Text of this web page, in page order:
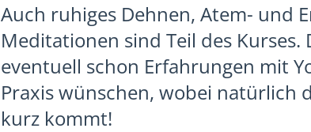
Auch ruhiges Dehnen, Atem- und
Meditationen sind Teil des
eventuell schon Erfahrungen mit
Praxis wünschen, wobei natürlich
kurz kommt!